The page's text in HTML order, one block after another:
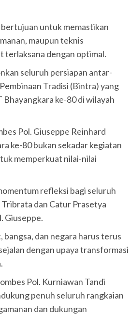
untuk memastikan
maupun teknis
terlaksana dengan optimal.
seluruh persiapan antar-
Tradisi (Bintra) yang
ke-80 di wilayah
Pol. Giuseppe Reinhard
ke-80 bukan sekadar kegiatan
memperkuat nilai-nilai
refleksi bagi seluruh
dan Catur Prasetya
Giuseppe.
dan negara harus terus
dengan upaya transformasi
Pol. Kurniawan Tandi
penuh seluruh rangkaian
dan dukungan